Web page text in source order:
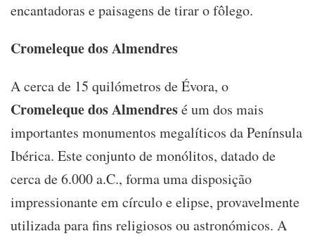
encantadoras e paisagens de tirar o fôlego.
Cromeleque dos Almendres
A cerca de 15 quilómetros de Évora, o
Cromeleque dos Almendresé um dos mais
importantes monumentos megalíticos da Península
Ibérica. Este conjunto de monólitos, datado de
cerca de 6.000 a.C., forma uma disposição
impressionante em círculo e elipse, provavelmente
utilizada para fins religiosos ou astronómicos. A